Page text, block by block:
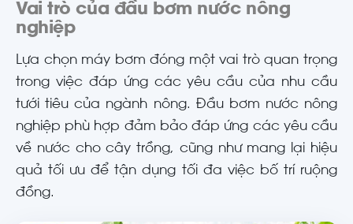
Vai trò của đầu bơm nước nông
nghiệp
Lựa chọn máy bơm đóng một vai trò quan trọng
trong việc đáp ứng các yêu cầu của nhu cầu
tưới tiêu của ngành nông. Đầu bơm nước nông
nghiệp phù hợp đảm bảo đáp ứng các yêu cầu
về nước cho cây trồng, cũng như mang lại hiệu
quả tối ưu để tận dụng tối đa việc bố trí ruộng
đồng.